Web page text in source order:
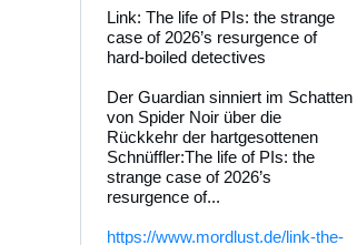
Link: The life of PIs: the strange
case of 2026’s resurgence of
hard-boiled detectives
Der Guardian sinniert im Schatten
von Spider Noir über die
Rückkehr der hartgesottenen
Schnüffler:The life of PIs: the
strange case of 2026’s
resurgence of...
https://www.mordlust.de/link-the-